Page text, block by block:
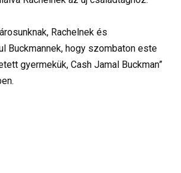
Rachelnek és
Buckmannek, hogy szombaton este
gyermekük, Cash Jamal Buckman”